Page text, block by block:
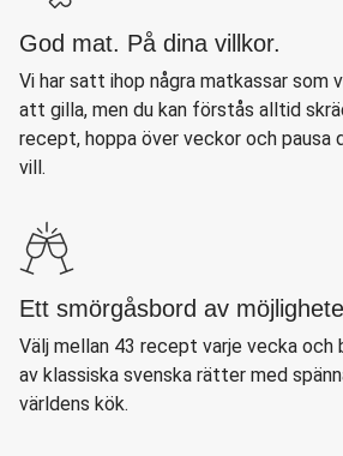
God mat. På dina villkor.
Vi har satt ihop några matkassar som
att gilla, men du kan förstås alltid
recept, hoppa över veckor och pausa
vill.
Ett smörgåsbord av
Välj mellan 43 recept varje vecka och
av klassiska svenska rätter med
världens kök.